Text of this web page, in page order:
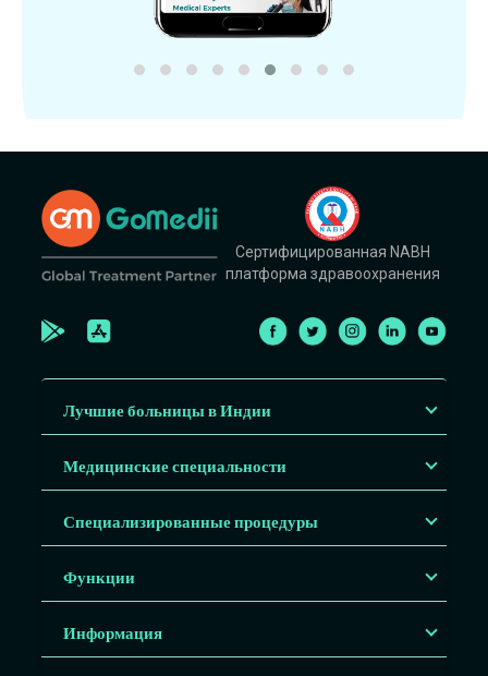
Сертифицированная NABH
платформа здравоохранения
Лучшие больницы в Индии
Медицинские специальности
Специализированные процедуры
Функции
Информация